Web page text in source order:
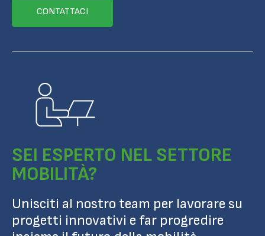
CONTATTACI
SEI ESPERTO NEL SETTORE
MOBILITÀ?
Unisciti al nostro team per lavorare su
progetti innovativi e far progredire